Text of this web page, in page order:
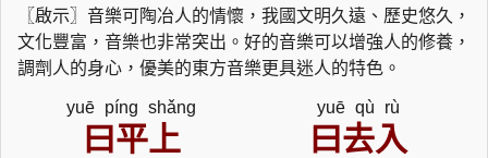
〖啟示〗音樂可陶冶人的情懷，我國文明久遠、歷史悠久，
文化豐富，音樂也非常突出。好的音樂可以增強人的修養，
調劑人的身心，優美的東方音樂更具迷人的特色。
yuē píng shǎng yuē qù rù
曰平上 曰去入